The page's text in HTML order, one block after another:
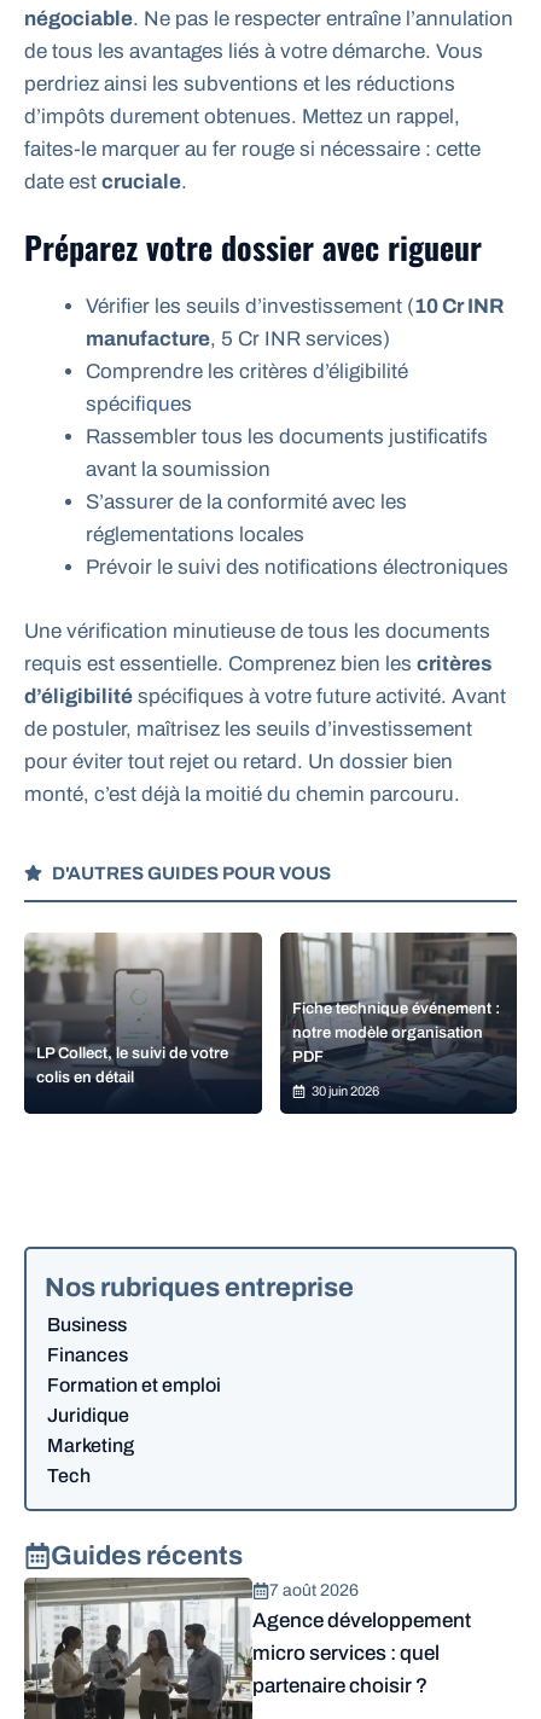
négociable. Ne pas le respecter entraîne l’annulation
de tous les avantages liés à votre démarche. Vous
perdriez ainsi les subventions et les réductions
d’impôts durement obtenues. Mettez un rappel,
faites-le marquer au fer rouge si nécessaire : cette
date est cruciale.
Préparez votre dossier avec rigueur
Vérifier les seuils d’investissement (10 Cr INR
manufacture, 5 Cr INR services)
Comprendre les critères d’éligibilité
spécifiques
Rassembler tous les documents justificatifs
avant la soumission
S’assurer de la conformité avec les
réglementations locales
Prévoir le suivi des notifications électroniques
Une vérification minutieuse de tous les documents
requis est essentielle. Comprenez bien les critères
d’éligibilité spécifiques à votre future activité. Avant
de postuler, maîtrisez les seuils d’investissement
pour éviter tout rejet ou retard. Un dossier bien
monté, c’est déjà la moitié du chemin parcouru.
D'AUTRES GUIDES POUR VOUS
LP Collect, le suivi de votre
colis en détail
Fiche technique événement :
notre modèle organisation
PDF
30 juin 2026
Nos rubriques entreprise
Business
Finances
Formation et emploi
Juridique
Marketing
Tech
Guides récents
7 août 2026
Agence développement
micro services : quel
partenaire choisir ?